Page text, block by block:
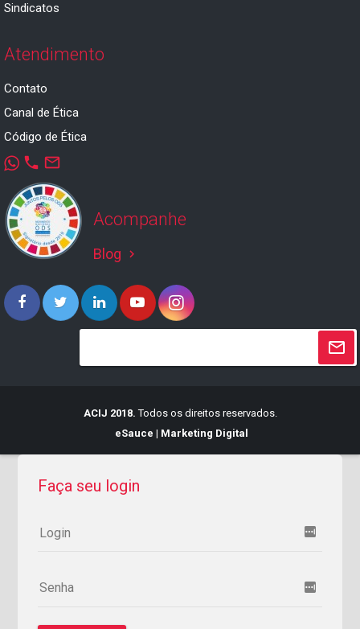
Sindicatos
Atendimento
Contato
Canal de Ética
Código de Ética
phone mail_outline
Acompanhe
Blog keyboard_arrow_right
ACIJ 2018. Todos os direitos reservados.
eSauce | Marketing Digital
Faça seu login